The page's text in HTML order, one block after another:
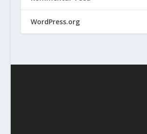
WordPress.org